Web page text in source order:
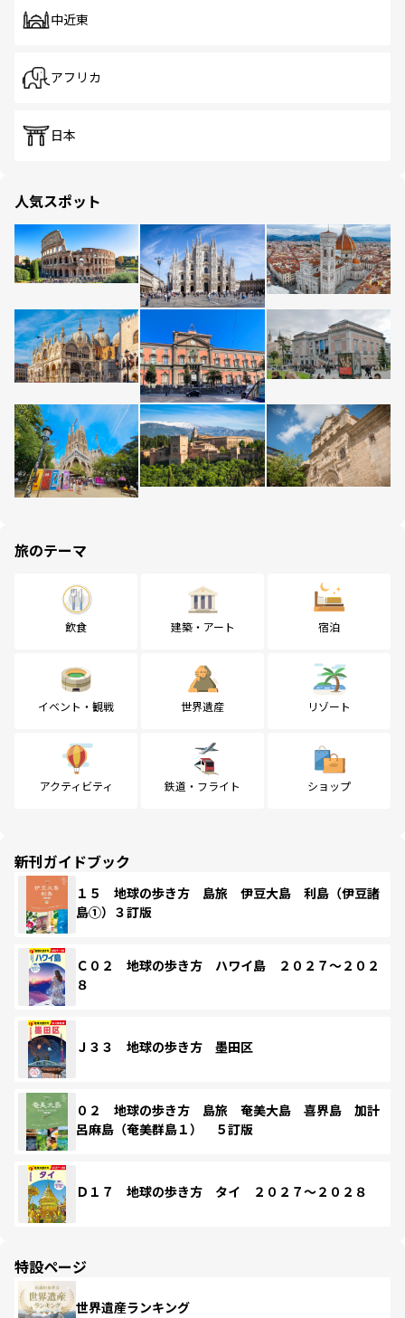
中近東
アフリカ
日本
人気スポット
旅のテーマ
飲食 建築・アート 宿泊
イベント・観戦 世界遺産 リゾート
アクティビティ 鉄道・フライト ショップ
新刊ガイドブック
１５ 地球の歩き方 島旅 伊豆大島 利島（伊豆諸
島①）３訂版
Ｃ０２ 地球の歩き方 ハワイ島 ２０２７～２０２
８
Ｊ３３ 地球の歩き方 墨田区
０２ 地球の歩き方 島旅 奄美大島 喜界島 加計
呂麻島（奄美群島１） ５訂版
Ｄ１７ 地球の歩き方 タイ ２０２７～２０２８
特設ページ
世界遺産ランキング